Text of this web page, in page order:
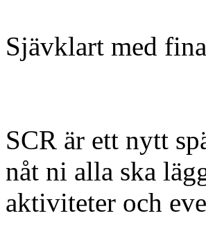
Sjävklart med
SCR är ett nytt
nåt ni alla ska
aktiviteter och